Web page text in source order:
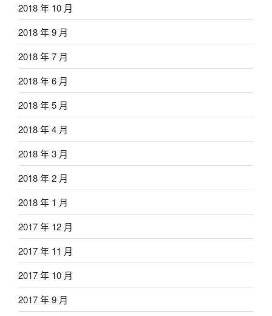
2018 年 10 月
2018 年 9 月
2018 年 7 月
2018 年 6 月
2018 年 5 月
2018 年 4 月
2018 年 3 月
2018 年 2 月
2018 年 1 月
2017 年 12 月
2017 年 11 月
2017 年 10 月
2017 年 9 月